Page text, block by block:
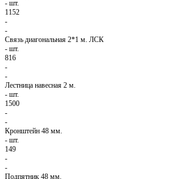
- шт.
1152
-
-
Связь диагональная 2*1 м. ЛСК
- шт.
816
-
-
Лестница навесная 2 м.
- шт.
1500
-
-
Кронштейн 48 мм.
- шт.
149
-
-
Подпятник 48 мм.